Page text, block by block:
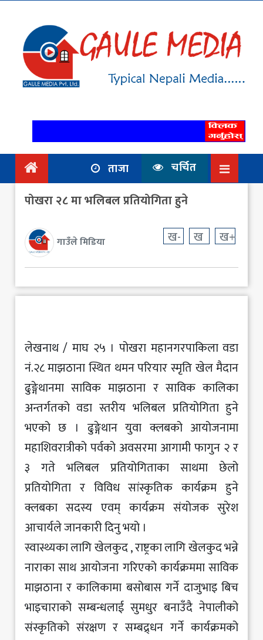
गृहपृष्ठ
समाचार
राजनिति
आर्थिक
अन्तर्वार्ता
/ विचार
प्रदेश
विश्व
स्वास्थ्य
ट्राभल
मनोरञ्जन
ताजा चर्चित
पोखरा २८ मा भलिबल प्रतियोगिता हुने
गाउँले मिडिया ख- ख ख+
लेखनाथ / माघ २५ । पोखरा महानगरपाकिला वडा
नं.२८ माझठाना स्थित थमन परियार स्मृति खेल मैदान
ढुङ्गेथानमा साविक माझठाना र साविक कालिका
अन्तर्गतको वडा स्तरीय भलिबल प्रतियोगिता हुने
भएको छ । ढुङ्गेथान युवा क्लबको आयोजनामा
महाशिवरात्रीको पर्वको अवसरमा आगामी फागुन २ र
३ गते भलिबल प्रतियोगिताका साथमा छेलो
प्रतियोगिता र विविध सांस्कृतिक कार्यक्रम हुने
क्लबका सदस्य एवम् कार्यक्रम संयोजक सुरेश
आचार्यले जानकारी दिनु भयो ।
स्वास्थ्यका लागि खेलकुद , राष्ट्रका लागि खेलकुद भन्ने
नाराका साथ आयोजना गरिएको कार्यक्रममा साविक
माझठाना र कालिकामा बसोबास गर्ने दाजुभाइ बिच
भाइचाराको सम्बन्धलाई सुमधुर बनाउँदै नेपालीको
संस्कृतिको संरक्षण र सम्बद्र्धन गर्ने कार्यक्रमको